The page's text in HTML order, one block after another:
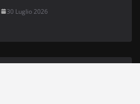
30 Luglio 2026